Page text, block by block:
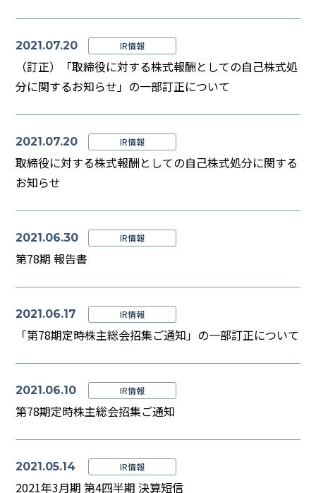
2021.07.20 IR情報
（訂正）「取締役に対する株式報酬としての自己株式処
分に関するお知らせ」の一部訂正について
2021.07.20 IR情報
取締役に対する株式報酬としての自己株式処分に関する
お知らせ
2021.06.30 IR情報
第78期 報告書
2021.06.17 IR情報
「第78期定時株主総会招集ご通知」の一部訂正について
2021.06.10 IR情報
第78期定時株主総会招集ご通知
2021.05.14 IR情報
2021年3月期 第4四半期 決算短信